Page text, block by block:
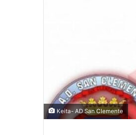
Keita- AD San Clemente